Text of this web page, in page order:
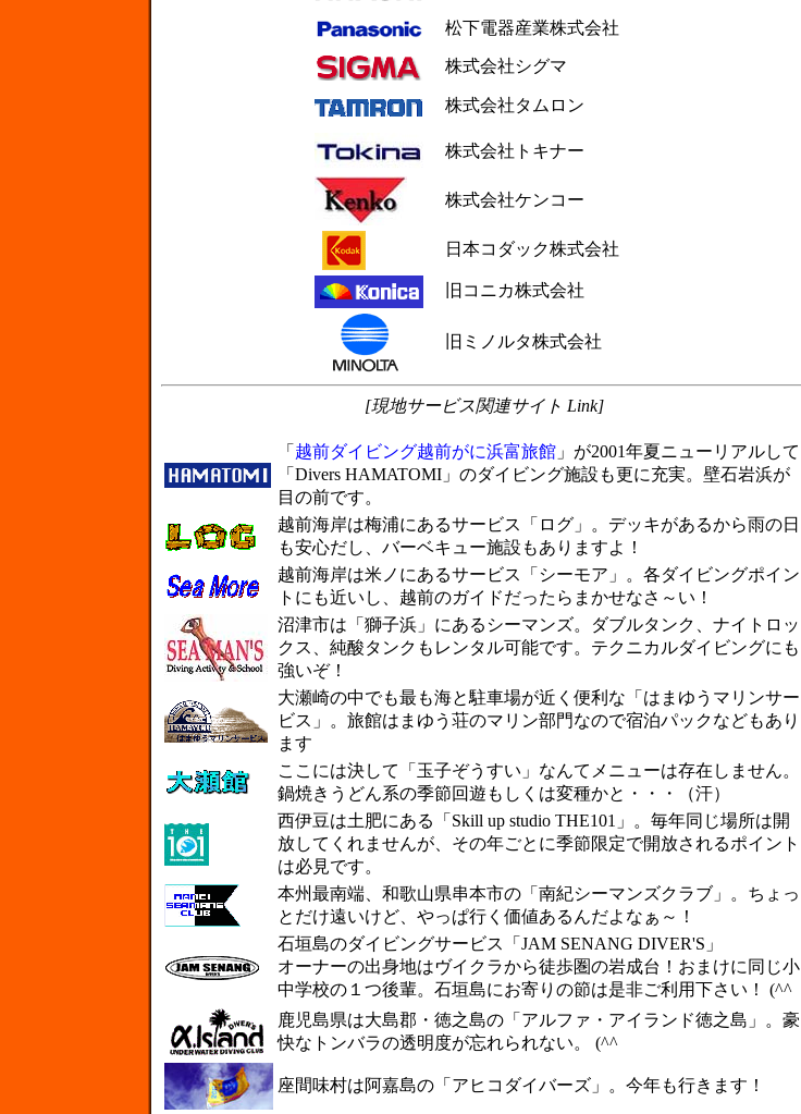
松下電器産業株式会社
株式会社シグマ
株式会社タムロン
株式会社トキナー
株式会社ケンコー
日本コダック株式会社
旧コニカ株式会社
旧ミノルタ株式会社
[現地サービス関連サイト Link]
「 越前ダイビング越前がに浜富旅館」が2001年夏ニューリアルして
「Divers HAMATOMI」のダイビング施設も更に充実。壁石岩浜が
目の前です。
越前海岸は梅浦にあるサービス「ログ」。デッキがあるから雨の日
も安心だし、バーベキュー施設もありますよ！
越前海岸は米ノにあるサービス「シーモア」。各ダイビングポイン
トにも近いし、越前のガイドだったらまかせなさ～い！
沼津市は「獅子浜」にあるシーマンズ。ダブルタンク、ナイトロッ
クス、純酸タンクもレンタル可能です。テクニカルダイビングにも
強いぞ！
大瀬崎の中でも最も海と駐車場が近く便利な「はまゆうマリンサー
ビス」。旅館はまゆう荘のマリン部門なので宿泊パックなどもあり
ます
ここには決して「玉子ぞうすい」なんてメニューは存在しません。
鍋焼きうどん系の季節回遊もしくは変種かと・・・（汗）
西伊豆は土肥にある「Skill up studio THE101」。毎年同じ場所は開
放してくれませんが、その年ごとに季節限定で開放されるポイント
は必見です。
本州最南端、和歌山県串本市の「南紀シーマンズクラブ」。ちょっ
とだけ遠いけど、やっぱ行く価値あるんだよなぁ～！
石垣島のダイビングサービス「JAM SENANG DIVER'S」
オーナーの出身地はヴイクラから徒歩圏の岩成台！おまけに同じ小
中学校の１つ後輩。石垣島にお寄りの節は是非ご利用下さい！ (^^
鹿児島県は大島郡・徳之島の「アルファ・アイランド徳之島」。豪
快なトンバラの透明度が忘れられない。 (^^
座間味村は阿嘉島の「アヒコダイバーズ」。今年も行きます！